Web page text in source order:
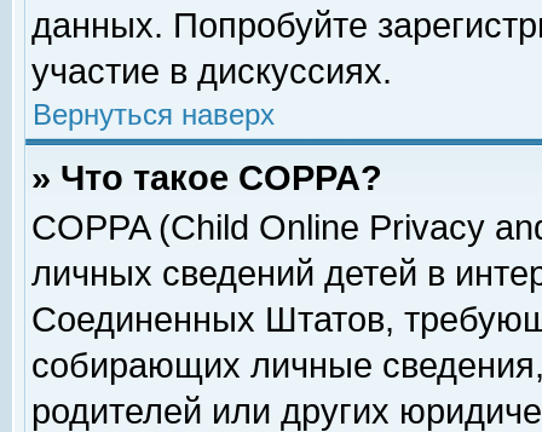
данных. Попробуйте
участие в дискуссиях.
Вернуться наверх
» Что такое COPPA?
COPPA (Child Online Privacy
личных сведений детей в
Соединенных Штатов,
собирающих личные
родителей или других